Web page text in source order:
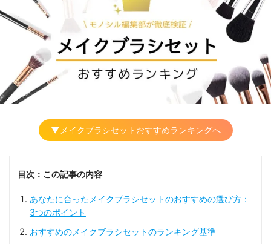
▼メイクブラシセットおすすめランキングへ
目次：この記事の内容
あなたに合ったメイクブラシセットのおすすめの選び方：
3つのポイント
おすすめのメイクブラシセットのランキング基準